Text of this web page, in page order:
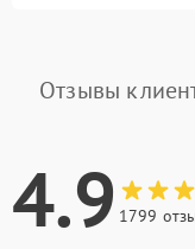
Отзывы
4.9 1799